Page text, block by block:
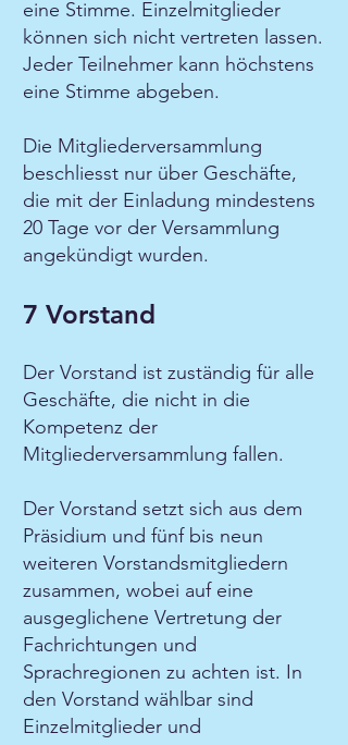
eine Stimme. Einzelmitglieder
können sich nicht vertreten lassen.
Jeder Teilnehmer kann höchstens
eine Stimme abgeben.
Die Mitgliederversammlung
beschliesst nur über Geschäfte,
die mit der Einladung mindestens
20 Tage vor der Versammlung
angekündigt wurden.
7 Vorstand
Der Vorstand ist zuständig für alle
Geschäfte, die nicht in die
Kompetenz der
Mitgliederversammlung fallen.
Der Vorstand setzt sich aus dem
Präsidium und fünf bis neun
weiteren Vorstandsmitgliedern
zusammen, wobei auf eine
ausgeglichene Vertretung der
Fachrichtungen und
Sprachregionen zu achten ist. In
den Vorstand wählbar sind
Einzelmitglieder und